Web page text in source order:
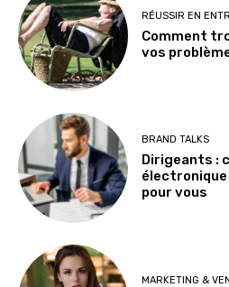
RÉUSSIR EN
Comment
vos
BRAND TALKS
Dirigeants :
pour vous
MARKETING &